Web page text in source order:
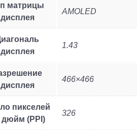
матрицы
дисплея
AMOLED
дисплея
1.43
дисплея
466×466
пикселей
дюйм (PPI)
326